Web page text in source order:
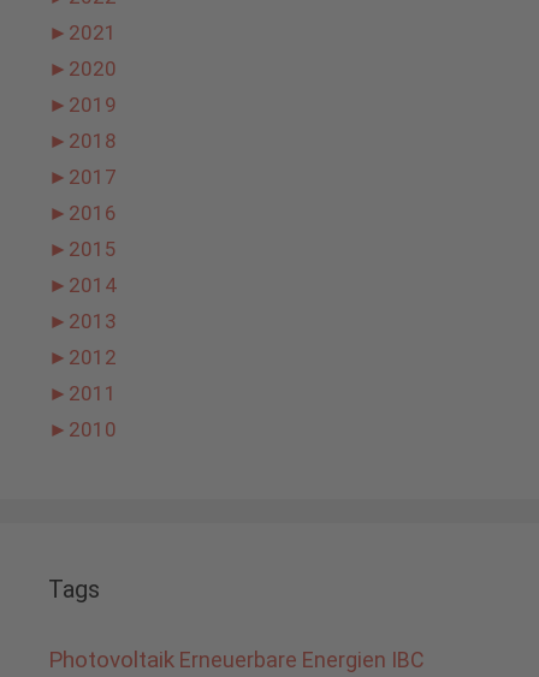
► 2021
► 2020
► 2019
► 2018
► 2017
► 2016
► 2015
► 2014
► 2013
► 2012
► 2011
► 2010
Tags
Photovoltaik Erneuerbare Energien IBC